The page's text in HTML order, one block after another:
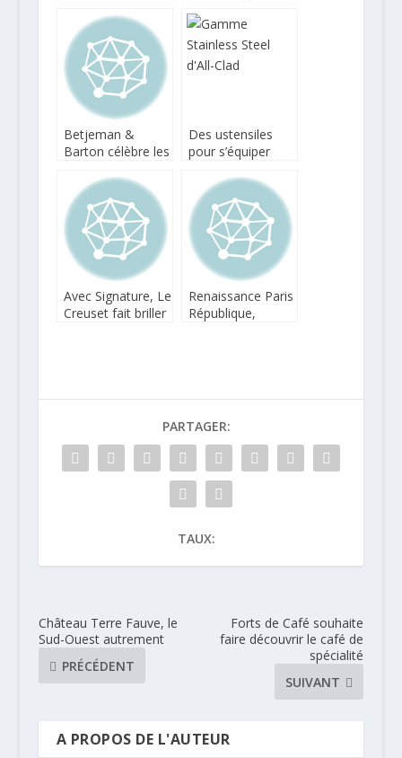
Barton en
hommage à Frida
Kahlo
les plaisirs
Betjeman &
Barton célèbre les
Des ustensiles
pour s’équiper
grands chefs
Avec Signature, Le
Creuset fait briller
Renaissance Paris
République,
PARTAGER:
TAUX:
Château Terre Fauve, le
Sud-Ouest autrement
PRÉCÉDENT
Forts de Café souhaite
faire découvrir le café de
spécialité
SUIVANT
A PROPOS DE L'AUTEUR